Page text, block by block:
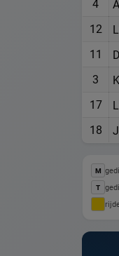
12
11
3
17
18
M
T